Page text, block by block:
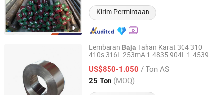
Kirim Permintaan
Lembaran Baja Tahan Karat 304 310
410s 316L 253mA 1.4835 904L 1.4539
US$850-1.050 / Ton AS
25 Ton (MOQ)
DA LIAN MESCO STEEL CO., LTD.
Liaoning, China Harga mulai 2019